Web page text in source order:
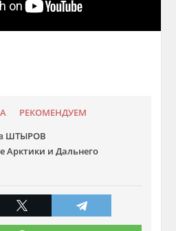
РЕКОМЕНДУЕМ
ШТЫРОВ
Арктики и Дальнего